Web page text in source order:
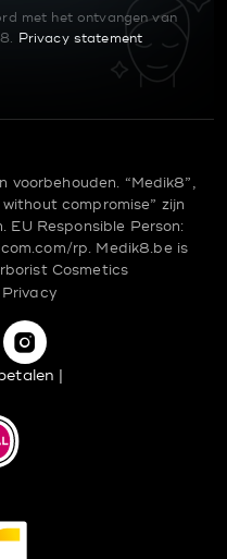
met het ontvangen van
Privacy statement
“Medik8”,
without compromise” zijn
EU Responsible Person:
rp. Medik8.be is
Cosmetics
|